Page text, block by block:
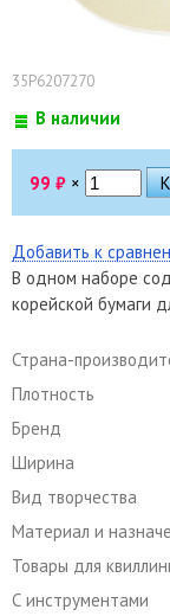
35P6207270
В наличии
99 ₽ ×
Добавить к
В одном наборе
корейской бумаги
Страна-
Плотность
Бренд
Ширина
Вид творчества
Материал и
Товары для
С инструментами